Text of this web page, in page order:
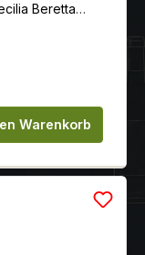
Beretta
Warenkorb